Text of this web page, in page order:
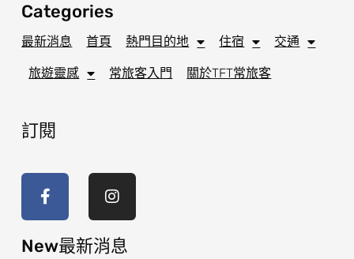
Categories
最新消息 首頁 熱門目的地 住宿 交通
旅遊靈感 常旅客入門 關於TFT常旅客
訂閱
c
o
s
g
New最新消息